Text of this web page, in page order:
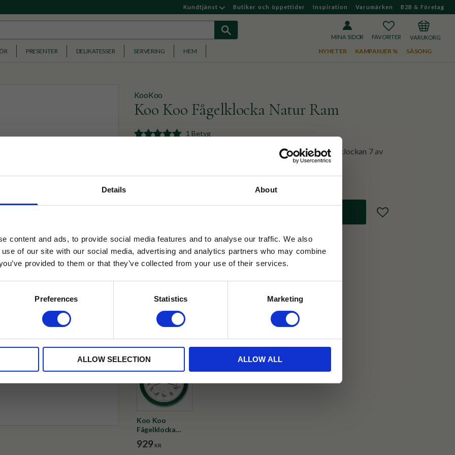
Details About
content and ads, to provide social media features and to analyse our traffic. We also
of our site with our social media, advertising and analytics partners who may combine
provided to them or that they’ve collected from your use of their services.
Preferences Statistics Marketing
ALLOW SELECTION ALLOW ALL
Kundtjänst Butiker och öppettider Inspiration Varumärken B2B & Företag
MINA SIDOR
FAVORITERKUNDVAGN
PRESENTER DELIKATESSER SERVERING HEM NYHETER KAMPANJER % SÄSONG
KooKoo
Koo Koo Fågelklocka Natur Ram
1 Betyg
Börja dagen i framtiden lite mer naturligt och låt dig väckas klockan 7 av
Lägg till i favoriter
✓ Fri frakt över 399 kr
Visa alla produkter från KooKoo
Koo Koo
Fågelklocka
Grön Ram
929 KR
Läs mer
Rabatten fungerar endast
med andra erbjudanden.